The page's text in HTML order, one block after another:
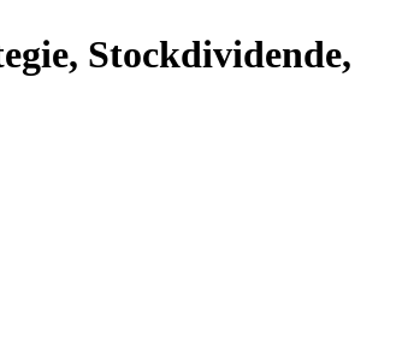
Stockdividende,